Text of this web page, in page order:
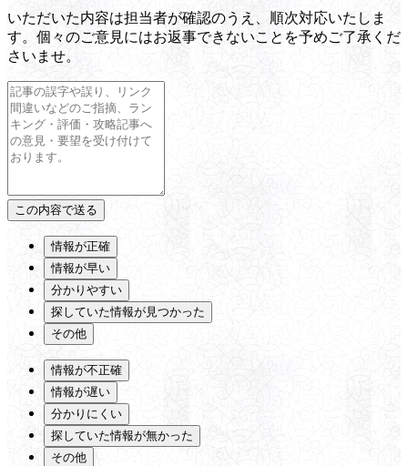
いただいた内容は担当者が確認のうえ、順次対応いたしま
す。個々のご意見にはお返事できないことを予めご了承くだ
さいませ。
情報が正確
情報が早い
分かりやすい
探していた情報が見つかった
その他
情報が不正確
情報が遅い
分かりにくい
探していた情報が無かった
その他